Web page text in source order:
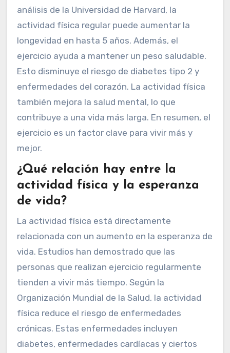
análisis de la Universidad de Harvard, la
actividad física regular puede aumentar la
longevidad en hasta 5 años. Además, el
ejercicio ayuda a mantener un peso saludable.
Esto disminuye el riesgo de diabetes tipo 2 y
enfermedades del corazón. La actividad física
también mejora la salud mental, lo que
contribuye a una vida más larga. En resumen, el
ejercicio es un factor clave para vivir más y
mejor.
¿Qué relación hay entre la
actividad física y la esperanza
de vida?
La actividad física está directamente
relacionada con un aumento en la esperanza de
vida. Estudios han demostrado que las
personas que realizan ejercicio regularmente
tienden a vivir más tiempo. Según la
Organización Mundial de la Salud, la actividad
física reduce el riesgo de enfermedades
crónicas. Estas enfermedades incluyen
diabetes, enfermedades cardíacas y ciertos